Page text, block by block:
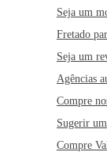
Seja um
Fretado
Seja um
Agências
Compre
Sugerir
Compre